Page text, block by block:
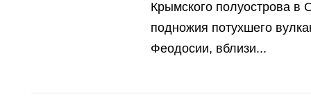
Крымского полуострова в
подножия потухшего
Феодосии, вблизи...